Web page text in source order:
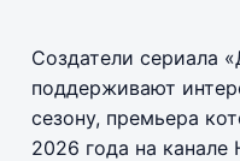
Создатели сериала
поддерживают
сезону, премьера
2026 года на канале